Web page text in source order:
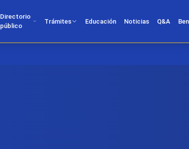
Directorio
público
Trámites Educación Noticias Q&A